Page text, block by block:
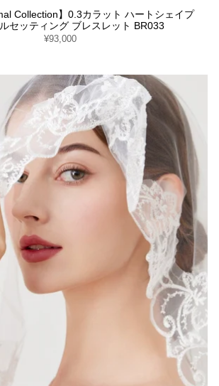
Collection】0.3カラット ハートシェイプ
セッティング ブレスレット BR033
¥93,000